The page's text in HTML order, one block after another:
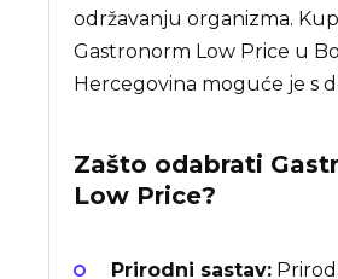
održavanju organizma.
Gastronorm Low Price u
Hercegovina moguće je s
Zašto odabrati
Low Price?
Prirodni sastav: